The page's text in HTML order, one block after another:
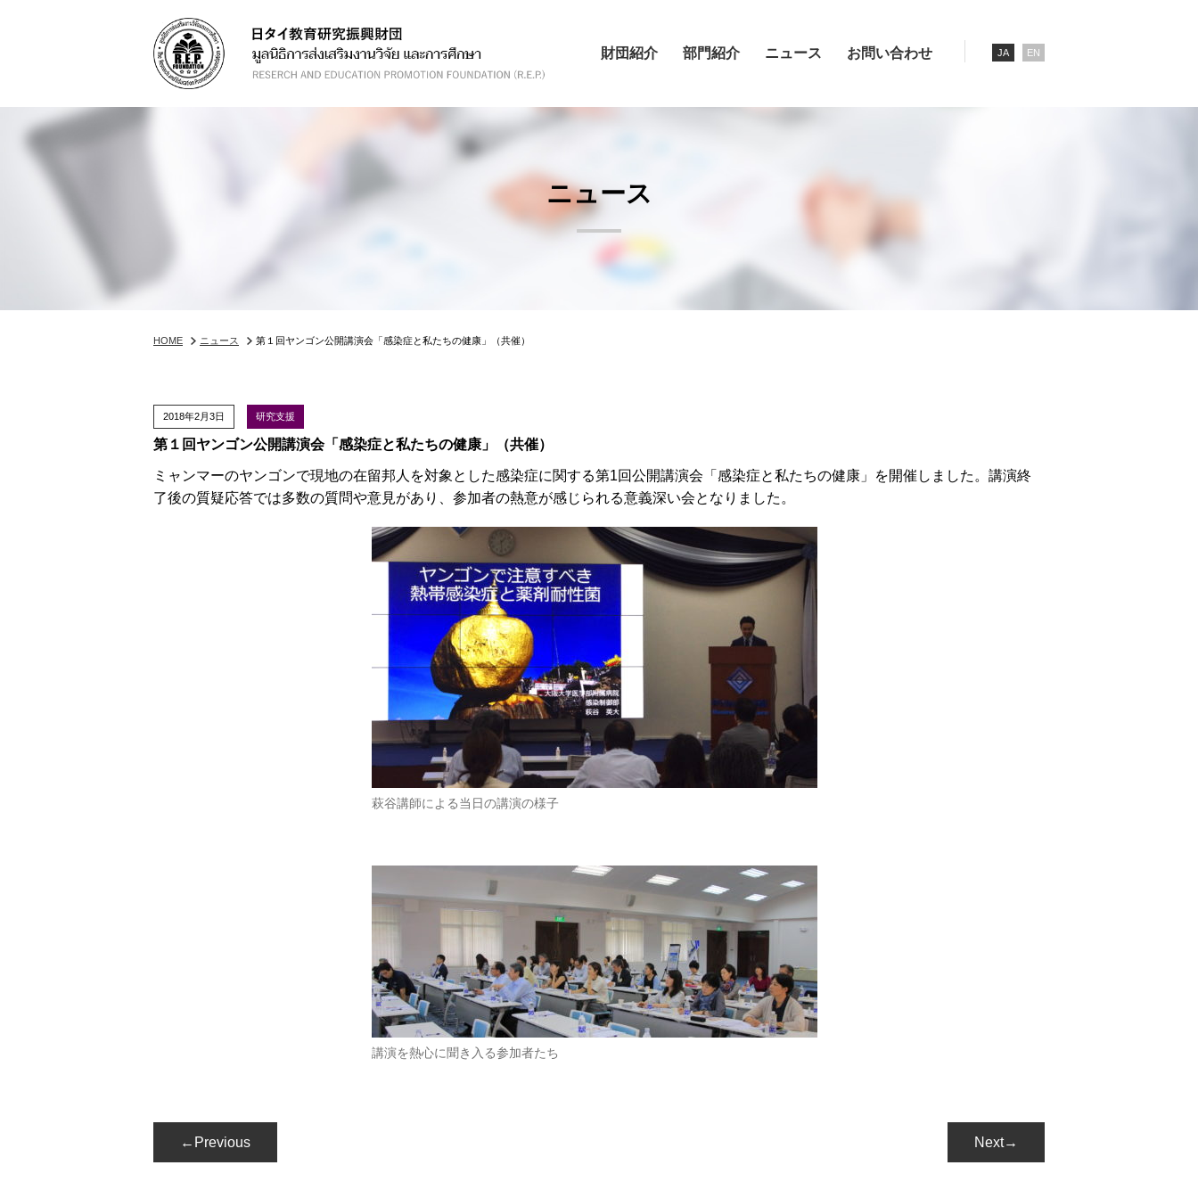
財団紹介 部門紹介 ニュース お問い合わせ JA EN
ニュース
HOME ニュース 第１回ヤンゴン公開講演会「感染症と私たちの健康」（共催）
2018年2月3日 研究支援
第１回ヤンゴン公開講演会「感染症と私たちの健康」（共催）
ミャンマーのヤンゴンで現地の在留邦人を対象とした感染症に関する第1回公開講演会「感染症と私たちの健康」を開催しました。講演終
了後の質疑応答では多数の質問や意見があり、参加者の熱意が感じられる意義深い会となりました。
萩谷講師による当日の講演の様子
講演を熱心に聞き入る参加者たち
←Previous Next→